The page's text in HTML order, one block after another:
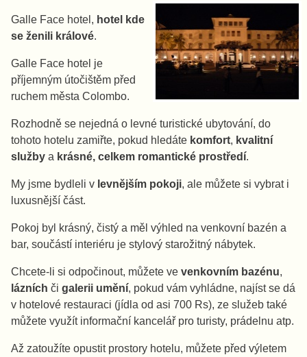
Galle Face hotel, hotel kde
se ženili králové.
Galle Face hotel je
příjemným útočištěm před
ruchem města Colombo.
Rozhodně se nejedná o levné turistické ubytování, do
tohoto hotelu zamiřte, pokud hledáte komfort, kvalitní
služby a krásné, celkem romantické prostředí.
My jsme bydleli v levnějším pokoji, ale můžete si vybrat i
luxusnější část.
Pokoj byl krásný, čistý a měl výhled na venkovní bazén a
bar, součástí interiéru je stylový starožitný nábytek.
Chcete-li si odpočinout, můžete ve venkovním bazénu,
lázních či galerii umění, pokud vám vyhládne, najíst se dá
v hotelové restauraci (jídla od asi 700 Rs), ze služeb také
můžete využít informační kancelář pro turisty, prádelnu atp.
Až zatoužíte opustit prostory hotelu, můžete před výletem